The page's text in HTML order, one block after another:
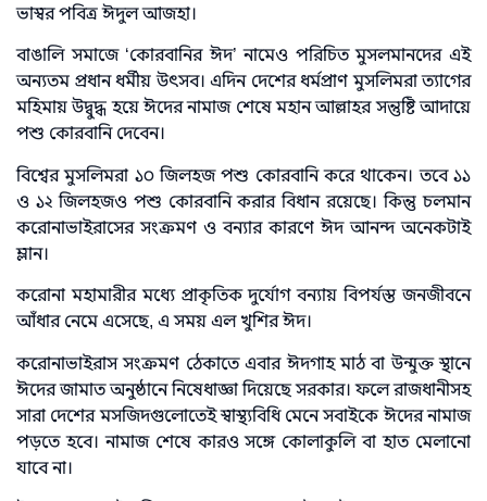
ভাস্বর পবিত্র ঈদুল আজহা।
বাঙালি সমাজে ‘কোরবানির ঈদ’ নামেও পরিচিত মুসলমানদের এই
অন্যতম প্রধান ধর্মীয় উৎসব। এদিন দেশের ধর্মপ্রাণ মুসলিমরা ত্যাগের
মহিমায় উদ্বুদ্ধ হয়ে ঈদের নামাজ শেষে মহান আল্লাহর সন্তুষ্টি আদায়ে
পশু কোরবানি দেবেন।
বিশ্বের মুসলিমরা ১০ জিলহজ পশু কোরবানি করে থাকেন। তবে ১১
ও ১২ জিলহজও পশু কোরবানি করার বিধান রয়েছে। কিন্তু চলমান
করোনাভাইরাসের সংক্রমণ ও বন্যার কারণে ঈদ আনন্দ অনেকটাই
ম্লান।
করোনা মহামারীর মধ্যে প্রাকৃতিক দুর্যোগ বন্যায় বিপর্যস্ত জনজীবনে
আঁধার নেমে এসেছে, এ সময় এল খুশির ঈদ।
করোনাভাইরাস সংক্রমণ ঠেকাতে এবার ঈদগাহ মাঠ বা উন্মুক্ত স্থানে
ঈদের জামাত অনুষ্ঠানে নিষেধাজ্ঞা দিয়েছে সরকার। ফলে রাজধানীসহ
সারা দেশের মসজিদগুলোতেই স্বাস্থ্যবিধি মেনে সবাইকে ঈদের নামাজ
পড়তে হবে। নামাজ শেষে কারও সঙ্গে কোলাকুলি বা হাত মেলানো
যাবে না।